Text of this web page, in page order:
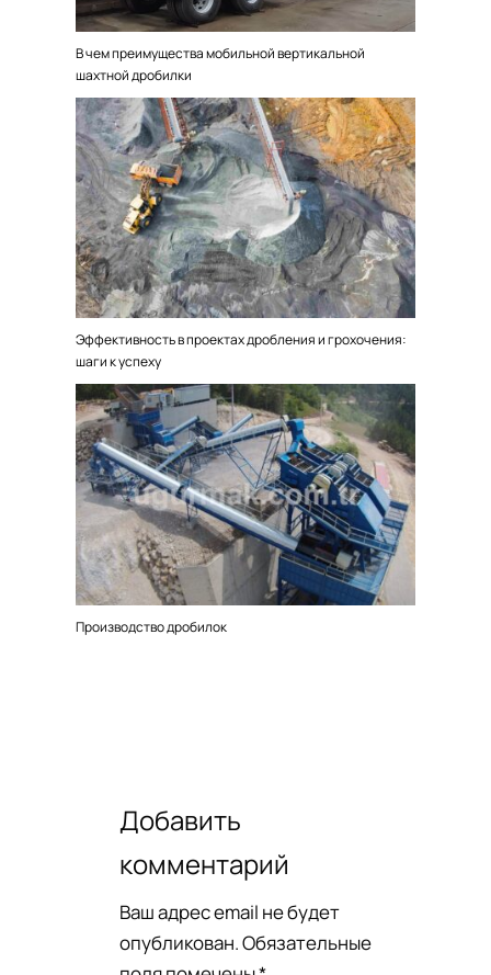
В чем преимущества мобильной вертикальной
шахтной дробилки
Эффективность в проектах дробления и грохочения:
шаги к успеху
Производство дробилок
Добавить
комментарий
Ваш адрес email не будет
опубликован.Обязательные